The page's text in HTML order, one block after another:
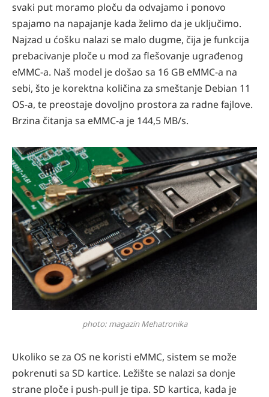
svaki put moramo ploču da odvajamo i ponovo
spajamo na napajanje kada želimo da je uključimo.
Najzad u ćošku nalazi se malo dugme, čija je funkcija
prebacivanje ploče u mod za flešovanje ugrađenog
eMMC-a. Naš model je došao sa 16 GB eMMC-a na
sebi, što je korektna količina za smeštanje Debian 11
OS-a, te preostaje dovoljno prostora za radne fajlove.
Brzina čitanja sa eMMC-a je 144,5 MB/s.
photo: magazin Mehatronika
Ukoliko se za OS ne koristi eMMC, sistem se može
pokrenuti sa SD kartice. Ležište se nalazi sa donje
strane ploče i push-pull je tipa. SD kartica, kada je